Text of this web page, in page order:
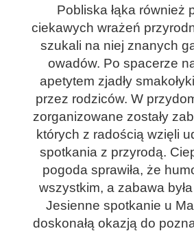
Pobliska łąka również
ciekawych wrażeń
szukali na niej znanych
owadów. Po spacerze
apetytem zjadły
przez rodziców. W
zorganizowane zostały
których z radością wzięli
spotkania z przyrodą.
pogoda sprawiła, że
wszystkim, a zabawa
Jesienne spotkanie u
doskonałą okazją do